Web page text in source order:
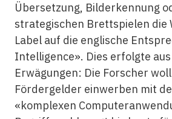
Übersetzung, Bilderkennung
strategischen Brettspielen die
Label auf die englische
Intelligence». Dies erfolgte
Erwägungen: Die Forscher
Fördergelder einwerben mit
«komplexen